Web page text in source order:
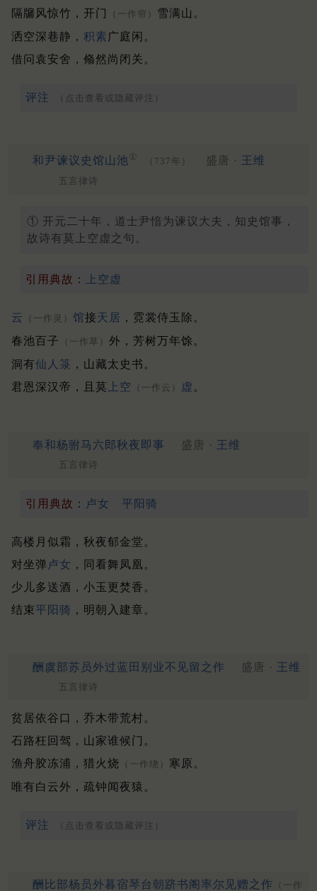
隔牖风惊竹，开门
（一作帘） 雪满山。
洒空深巷静， 积素 广庭闲。
借问袁安舍，翛然尚闭关。
评注 （点击查看或隐藏评注）
和尹谏议史馆山池 ① （737年） 盛唐 · 王维
五言律诗
① 开元二十年，道士尹愔为谏议大夫，知史馆事，
故诗有莫上空虚之句。
引用典故： 上空虚
云 （一作灵） 馆接天居 ，霓裳侍玉除。
春池百子
（一作草） 外，芳树万年馀。
洞有仙人箓 ，山藏太史书。
君恩深汉帝，且莫
上空 （一作云） 虚 。
奉和杨驸马六郎秋夜即事 盛唐 · 王维
五言律诗
引用典故： 卢女 平阳骑
高楼月似霜，秋夜郁金堂。
对坐弹 卢女 ，同看舞凤凰。
少儿多送酒，小玉更焚香。
结束平阳骑 ，明朝入建章。
酬虞部苏员外过蓝田别业不见留之作 盛唐 · 王维
五言律诗
贫居依谷口，乔木带荒村。
石路枉回驾，山家谁候门。
渔舟胶冻浦，猎火烧
（一作绕） 寒原。
唯有白云外，疏钟闻夜猿。
评注 （点击查看或隐藏评注）
酬比部杨员外暮宿琴台朝跻书阁率尔见赠之作 （一作